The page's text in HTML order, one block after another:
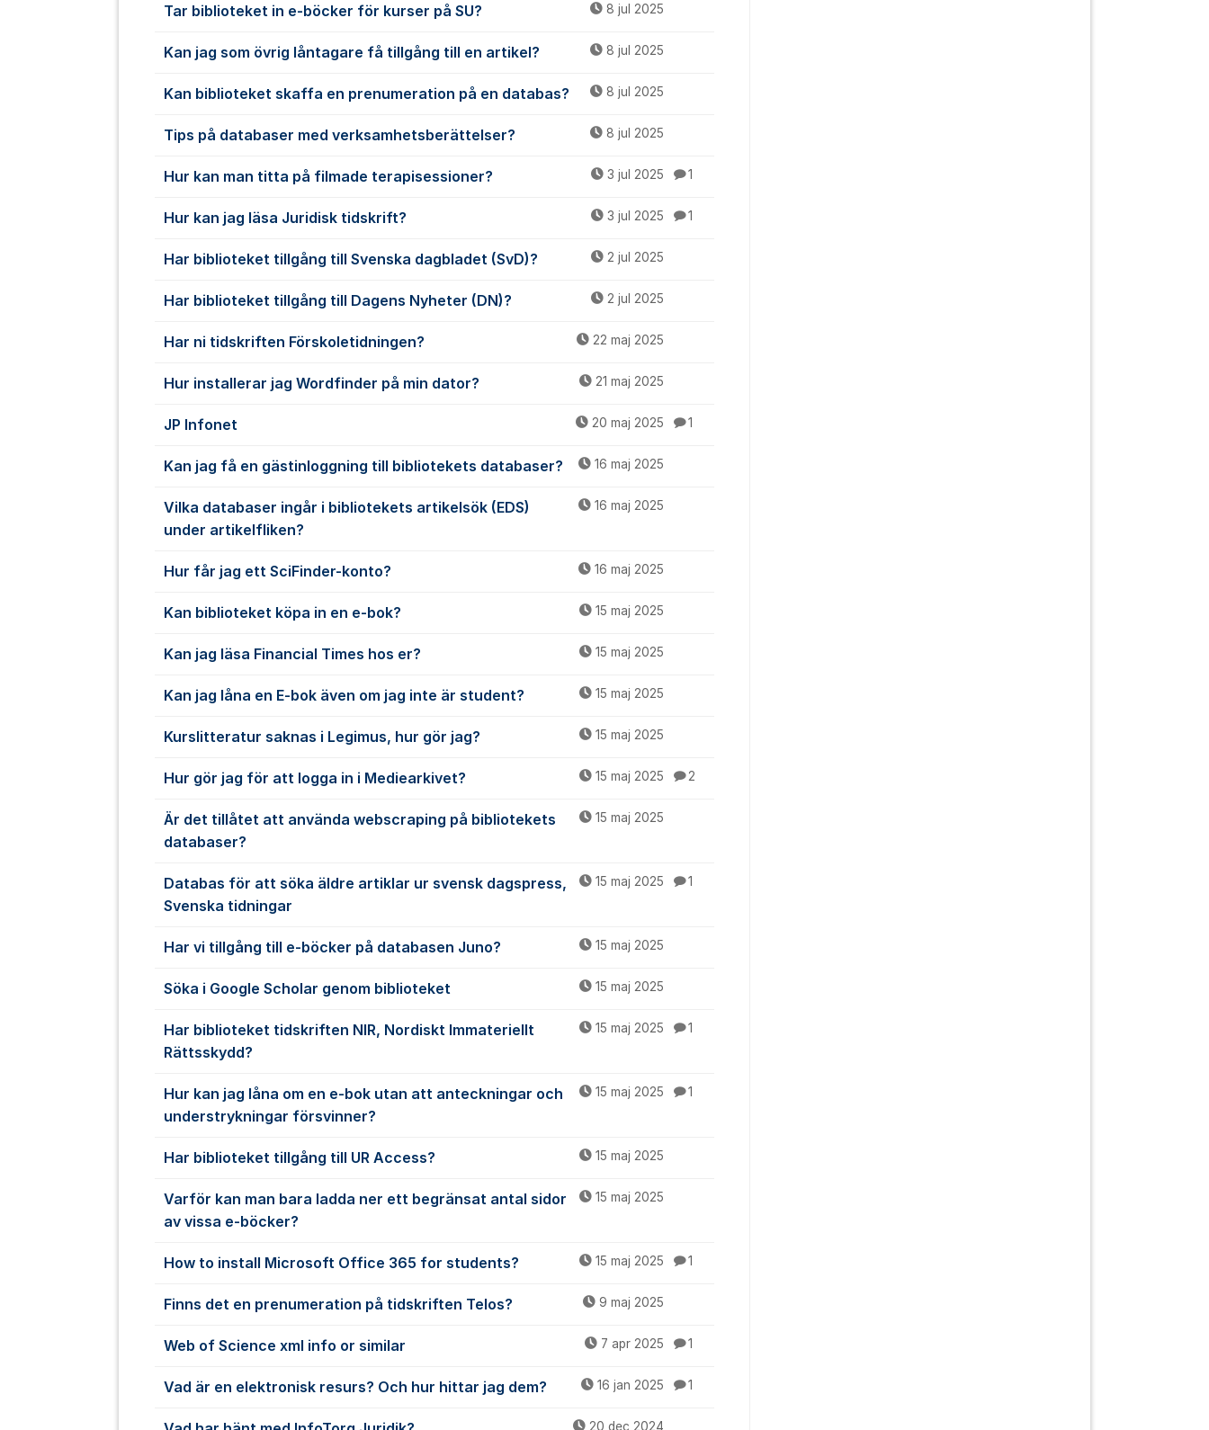
Tar biblioteket in e-böcker för kurser på SU? 8 jul 2025
Kan jag som övrig låntagare få tillgång till en artikel? 8 jul 2025
Kan biblioteket skaffa en prenumeration på en databas? 8 jul 2025
Tips på databaser med verksamhetsberättelser? 8 jul 2025
Hur kan man titta på filmade terapisessioner? 3 jul 2025 1
Hur kan jag läsa Juridisk tidskrift? 3 jul 2025 1
Har biblioteket tillgång till Svenska dagbladet (SvD)? 2 jul 2025
Har biblioteket tillgång till Dagens Nyheter (DN)? 2 jul 2025
Har ni tidskriften Förskoletidningen? 22 maj 2025
Hur installerar jag Wordfinder på min dator? 21 maj 2025
JP Infonet 20 maj 2025 1
Kan jag få en gästinloggning till bibliotekets databaser? 16 maj 2025
Vilka databaser ingår i bibliotekets artikelsök (EDS)
under artikelfliken?
16 maj 2025
Hur får jag ett SciFinder-konto? 16 maj 2025
Kan biblioteket köpa in en e-bok? 15 maj 2025
Kan jag läsa Financial Times hos er? 15 maj 2025
Kan jag låna en E-bok även om jag inte är student? 15 maj 2025
Kurslitteratur saknas i Legimus, hur gör jag? 15 maj 2025
Hur gör jag för att logga in i Mediearkivet? 15 maj 2025 2
Är det tillåtet att använda webscraping på bibliotekets
databaser?
15 maj 2025
Databas för att söka äldre artiklar ur svensk dagspress,
Svenska tidningar
15 maj 2025 1
Har vi tillgång till e-böcker på databasen Juno? 15 maj 2025
Söka i Google Scholar genom biblioteket 15 maj 2025
Har biblioteket tidskriften NIR, Nordiskt Immateriellt
Rättsskydd?
15 maj 2025 1
Hur kan jag låna om en e-bok utan att anteckningar och
understrykningar försvinner?
15 maj 2025 1
Har biblioteket tillgång till UR Access? 15 maj 2025
Varför kan man bara ladda ner ett begränsat antal sidor
av vissa e-böcker?
15 maj 2025
How to install Microsoft Office 365 for students? 15 maj 2025 1
Finns det en prenumeration på tidskriften Telos? 9 maj 2025
Web of Science xml info or similar 7 apr 2025 1
Vad är en elektronisk resurs? Och hur hittar jag dem? 16 jan 2025 1
20 dec 2024